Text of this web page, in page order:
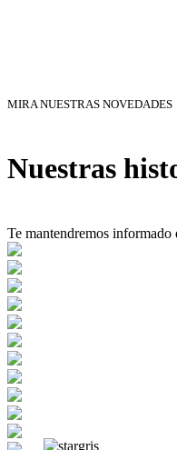
MIRA NUESTRAS NOVEDADES
Nuestras
Te mantendremos informado